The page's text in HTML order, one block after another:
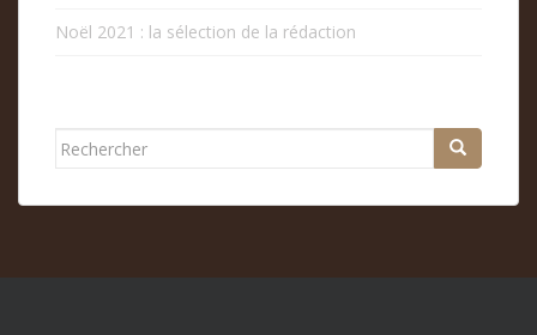
Noël 2021 : la sélection de la rédaction
Rechercher...